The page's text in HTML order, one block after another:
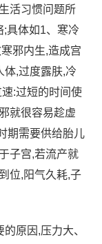
活习惯问题所
;具体如1、寒冷
邪内生,造成宫
体,过度露肤,冷
:过短的时间使
就很容易趁虚
期需要供给胎儿
子宫,若流产就
位,阳气久耗,子
原因,压力大、